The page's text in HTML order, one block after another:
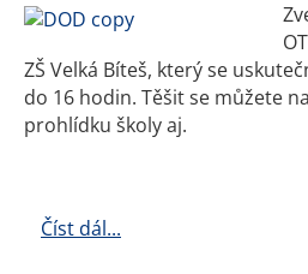
ZŠ Velká Bíteš, který se
do 16 hodin. Těšit se můžete
prohlídku školy aj.
Číst dál...